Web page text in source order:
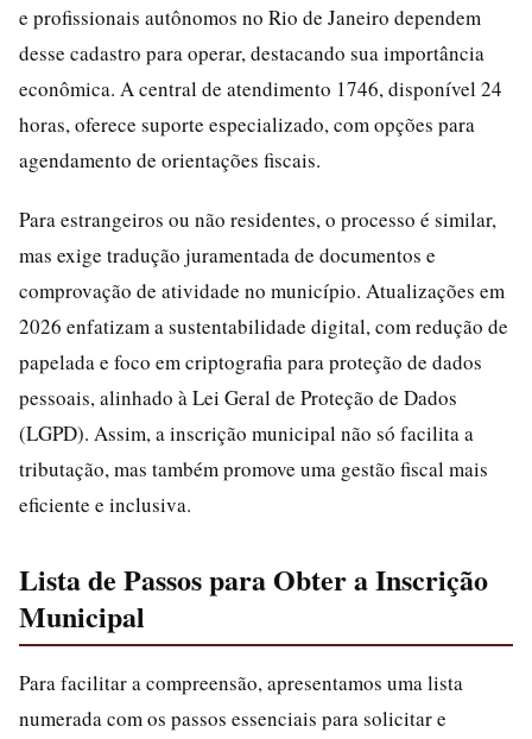
e profissionais autônomos no Rio de Janeiro dependem
desse cadastro para operar, destacando sua importância
econômica. A central de atendimento 1746, disponível 24
horas, oferece suporte especializado, com opções para
agendamento de orientações fiscais.
Para estrangeiros ou não residentes, o processo é similar,
mas exige tradução juramentada de documentos e
comprovação de atividade no município. Atualizações em
2026 enfatizam a sustentabilidade digital, com redução de
papelada e foco em criptografia para proteção de dados
pessoais, alinhado à Lei Geral de Proteção de Dados
(LGPD). Assim, a inscrição municipal não só facilita a
tributação, mas também promove uma gestão fiscal mais
eficiente e inclusiva.
Lista de Passos para Obter a Inscrição
Municipal
Para facilitar a compreensão, apresentamos uma lista
numerada com os passos essenciais para solicitar e